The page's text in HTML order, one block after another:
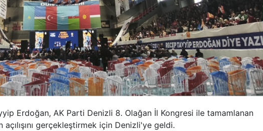
Erdoğan, AK Parti Denizli 8. Olağan İl Kongresi ile tamamlanan
gerçekleştirmek için Denizli'ye geldi.